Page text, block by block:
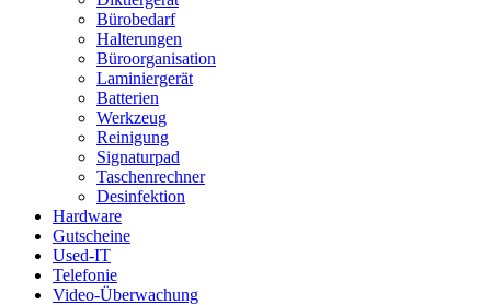
Bürobedarf
Halterungen
Büroorganisation
Laminiergerät
Batterien
Werkzeug
Reinigung
Signaturpad
Taschenrechner
Desinfektion
Hardware
Gutscheine
Used-IT
Telefonie
Video-Überwachung